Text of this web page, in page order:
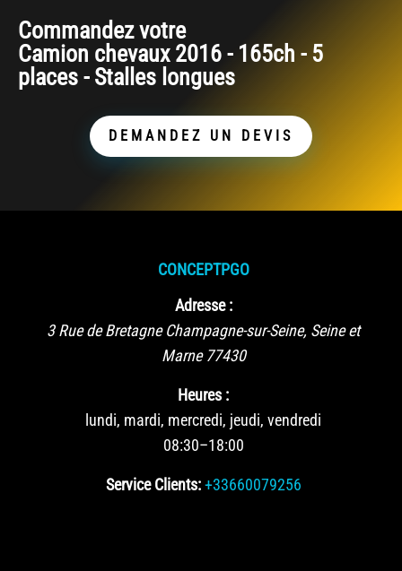
Commandez votre
Camion chevaux 2016 - 165ch - 5
places - Stalles longues
DEMANDEZ UN DEVIS
CONCEPTPGO
Adresse :
3 Rue de Bretagne Champagne-sur-Seine, Seine et
Marne 77430
Heures :
lundi, mardi, mercredi, jeudi, vendredi
08:30–18:00
Service Clients: +33660079256